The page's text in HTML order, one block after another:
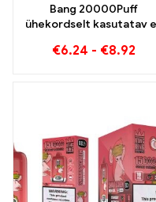
Bang 20000Puff
ühekordselt kasutatav
maitse ja topeltvõrk
€6.24 - €8.92